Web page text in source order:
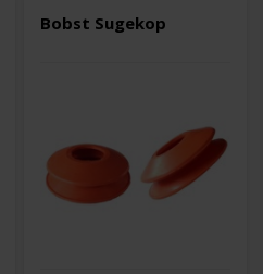
Bobst Sugekop